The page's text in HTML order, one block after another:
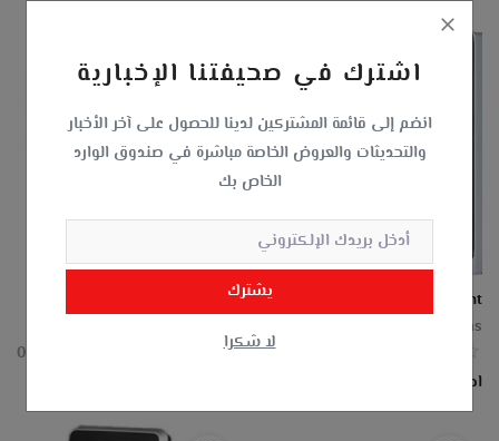
اشترك في صحيفتنا الإخبارية
انضم إلى قائمة المشتركين لدينا للحصول على آخر الأخبار
والتحديثات والعروض الخاصة مباشرة في صندوق الوارد
الخاص بك
يشترك
لا شكرا
MB2000 zk Face/Finger print
MAS For Advanced Systems
0
اطلب عرض سعر
X628-TC ZK finger print
0